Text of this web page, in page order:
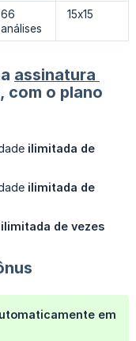
66
análises
15x15
assinatura
com o plano
ilimitada de
ilimitada de
ilimitada de vezes
em